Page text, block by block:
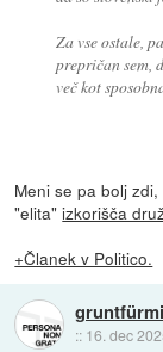
Za vse ostale,
prepričan sem,
več kot
Meni se pa bolj
"elita"izkorišča
+Članek v Politico.
:: 16. dec